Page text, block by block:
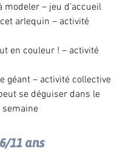
modeler – jeu d’accueil
arlequin – activité
en couleur ! – activité
géant – activité collective
se déguiser dans le
11 ans